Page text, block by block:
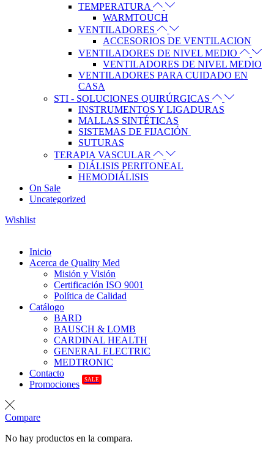
TEMPERATURA
WARMTOUCH
VENTILADORES
ACCESORIOS DE VENTILACION
VENTILADORES DE NIVEL MEDIO
VENTILADORES DE NIVEL MEDIO
VENTILADORES PARA CUIDADO EN
CASA
STI - SOLUCIONES QUIRÚRGICAS
INSTRUMENTOS Y LIGADURAS
MALLAS SINTÉTICAS
SISTEMAS DE FIJACIÓN
SUTURAS
TERAPIA VASCULAR
DIÁLISIS PERITONEAL
HEMODIÁLISIS
On Sale
Uncategorized
Wishlist
Inicio
Acerca de Quality Med
Misión y Visión
Certificación ISO 9001
Política de Calidad
Catálogo
BARD
BAUSCH & LOMB
CARDINAL HEALTH
GENERAL ELECTRIC
MEDTRONIC
Contacto
Promociones
SALE
Compare
No hay productos en la compara.